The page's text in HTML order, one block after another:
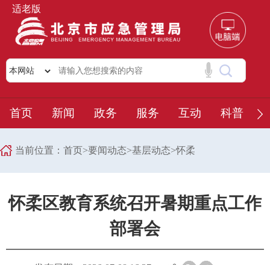
适老版
首页 新闻 政务 服务 互动 科普
当前位置： 首页>要闻动态>基层动态>怀柔
怀柔区教育系统召开暑期重点工作
部署会